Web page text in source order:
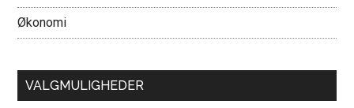
Økonomi
VALGMULIGHEDER